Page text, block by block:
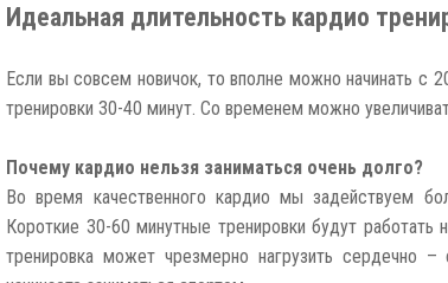
Идеальная длительность кардио
Если вы совсем новичок, то вполне можно начинать с
тренировки 30-40 минут. Со временем можно
Почему кардио нельзя заниматься очень долго?
Во время качественного кардио мы задействуем
Короткие 30-60 минутные тренировки будут работать
тренировка может чрезмерно нагрузить сердечно